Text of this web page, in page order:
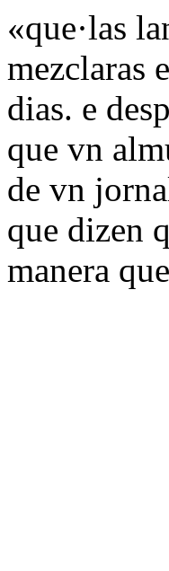
«que·las
mezclaras
dias. e
que vn
de vn
que dizen
manera